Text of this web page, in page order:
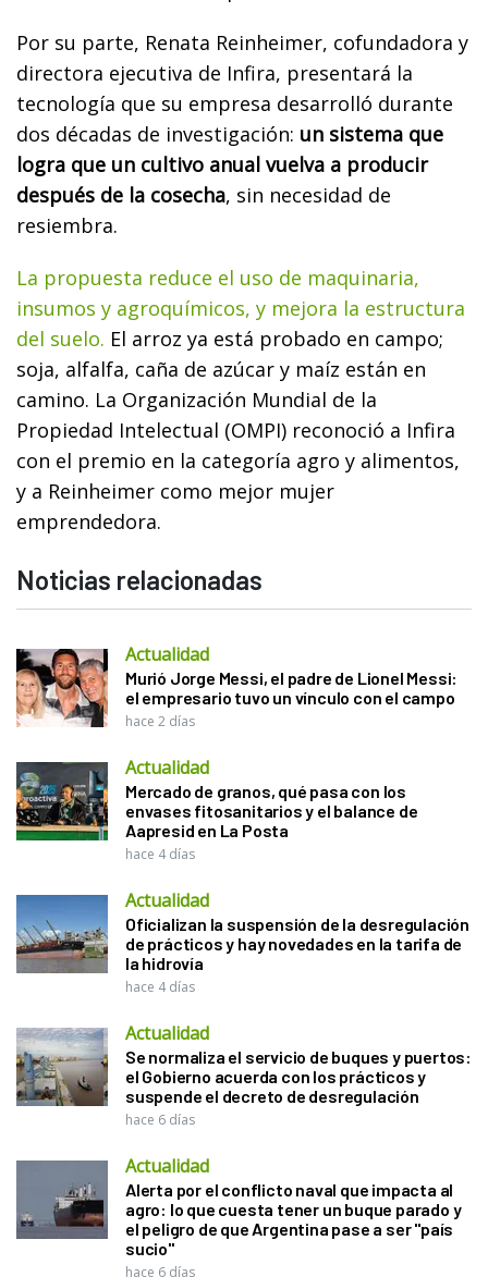
Por su parte, Renata Reinheimer, cofundadora y
directora ejecutiva de Infira, presentará la
tecnología que su empresa desarrolló durante
dos décadas de investigación: un sistema que
logra que un cultivo anual vuelva a producir
después de la cosecha, sin necesidad de
resiembra.
La propuesta reduce el uso de maquinaria,
insumos y agroquímicos, y mejora la estructura
del suelo. El arroz ya está probado en campo;
soja, alfalfa, caña de azúcar y maíz están en
camino. La Organización Mundial de la
Propiedad Intelectual (OMPI) reconoció a Infira
con el premio en la categoría agro y alimentos,
y a Reinheimer como mejor mujer
emprendedora.
Noticias relacionadas
Actualidad
Murió Jorge Messi, el padre de Lionel Messi:
el empresario tuvo un vínculo con el campo
hace 2 días
Actualidad
Mercado de granos, qué pasa con los
envases fitosanitarios y el balance de
Aapresid en La Posta
hace 4 días
Actualidad
Oficializan la suspensión de la desregulación
de prácticos y hay novedades en la tarifa de
la hidrovía
hace 4 días
Actualidad
Se normaliza el servicio de buques y puertos:
el Gobierno acuerda con los prácticos y
suspende el decreto de desregulación
hace 6 días
Actualidad
Alerta por el conflicto naval que impacta al
agro: lo que cuesta tener un buque parado y
el peligro de que Argentina pase a ser "país
sucio"
hace 6 días